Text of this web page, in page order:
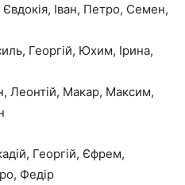
Іван, Петро, Семен,
Георгій, Юхим, Ірина,
Леонтій, Макар, Максим,
Георгій, Єфрем,
Федір